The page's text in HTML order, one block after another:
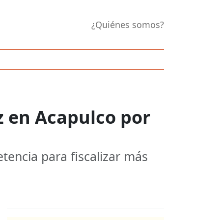
¿Quiénes somos?
en Acapulco por
para fiscalizar más